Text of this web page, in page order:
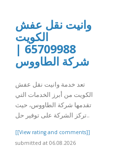
وانيت نقل عفش
الكويت
65709988 |
شركة الطاووس
تعد خدمة وانيت نقل عفش
الكويت من أبرز الخدمات التي
تقدمها شركة الطاووس، حيث
تركز الشركة على توفير حل..
[[View rating and comments]]
submitted at 06.08.2026